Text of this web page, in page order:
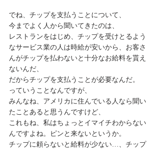
でね、チップを支払うことについて、
今までよく人から聞いてきたのは、
レストランをはじめ、チップを受けとるよう
なサービス業の人は時給が安いから、お客さ
んがチップを払わないと十分なお給料を貰え
ないんだ、
だからチップを支払うことが必要なんだ。
っていうことなんですが、
みんなね、アメリカに住んでいる人なら聞い
たことあると思うんですけど、
これもね、私はちょっとイマイチわからない
んですよね。ピンと来ないというか。
チップに頼らないと給料が少ない…、チップ